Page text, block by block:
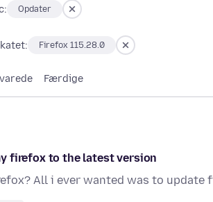
Opdater
Firefox 115.28.0
Færdige
firefox to the latest version
All i ever wanted was to update